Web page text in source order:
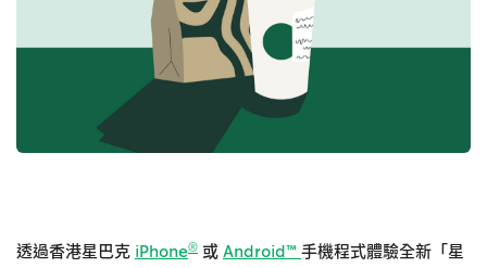
透過香港星巴克 iPhone® 或 Android™ 手機程式體驗全新「星